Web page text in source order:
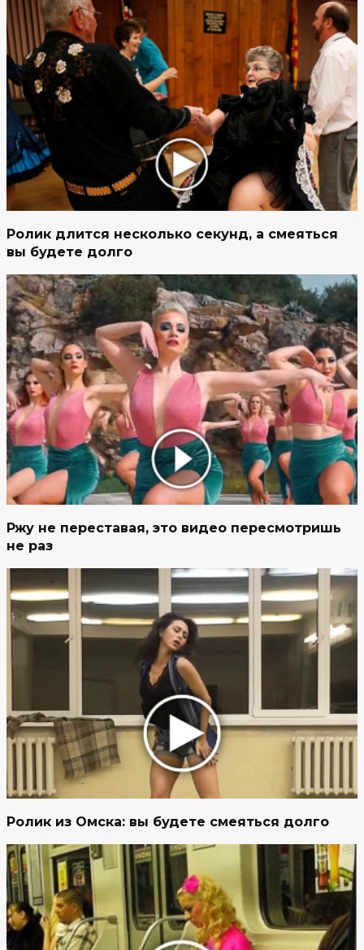
Ролик длится несколько секунд, а смеяться
вы будете долго
Ржу не переставая, это видео пересмотришь
не раз
Ролик из Омска: вы будете смеяться долго